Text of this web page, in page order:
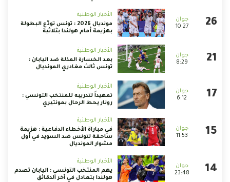
10:27
الأخبار الوطنية
مونديال 2026 : تونس تودّع البطولة
بهزيمة أمام هولندا بثلاثية
8:29
الأخبار الوطنية
بعد الخسارة المذلة ضد اليابان :
تونس ثالث مغادري المونديال
6:12
الأخبار الوطنية
تمهيداً لتدريبه للمنتخب التونسي :
رونار يحط الرحال بمونتيري
11:53
الأخبار الوطنية
في مباراة الأخطاء الدفاعية : هزيمة
ساحقة لتونس ضد السويد في أول
مشوار المونديال
23:48
الأخبار الوطنية
يهم المنتخب التونسي : اليابان تصدم
هولندا بتعادل في آخر الدقائق